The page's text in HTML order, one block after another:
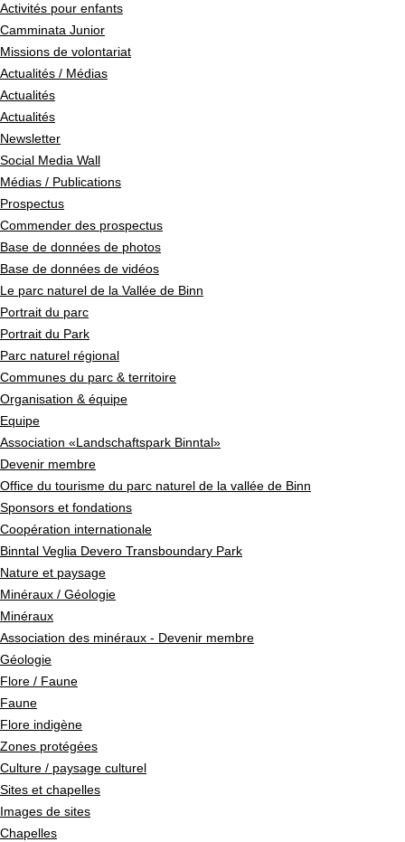
Activités pour enfants
Camminata Junior
Missions de volontariat
Actualités / Médias
Actualités
Actualités
Newsletter
Social Media Wall
Médias / Publications
Prospectus
Commender des prospectus
Base de données de photos
Base de données de vidéos
Le parc naturel de la Vallée de Binn
Portrait du parc
Portrait du Park
Parc naturel régional
Communes du parc & territoire
Organisation & équipe
Equipe
Association «Landschaftspark Binntal»
Devenir membre
Office du tourisme du parc naturel de la vallée de Binn
Sponsors et fondations
Coopération internationale
Binntal Veglia Devero Transboundary Park
Nature et paysage
Minéraux / Géologie
Minéraux
Association des minéraux - Devenir membre
Géologie
Flore / Faune
Faune
Flore indigène
Zones protégées
Culture / paysage culturel
Sites et chapelles
Images de sites
Chapelles